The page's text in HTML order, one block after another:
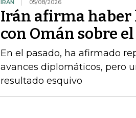
IRÁN 05/08/2026
Irán afirma haber
con Omán sobre
En el pasado, ha afirmado
avances diplomáticos, pero
resultado esquivo